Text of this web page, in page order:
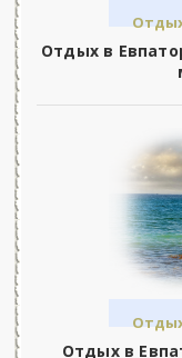
Отдых в
Отдых в